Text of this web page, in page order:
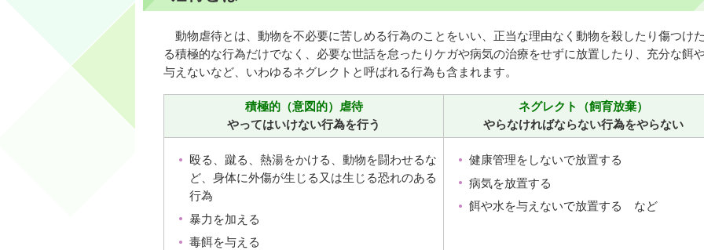
動物虐待とは、動物を不必要に苦しめる行為のことをいい、正当な理由なく動物を殺したり傷つけ
る積極的な行為だけでなく、必要な世話を怠ったりケガや病気の治療をせずに放置したり、充分な餌
与えないなど、いわゆるネグレクトと呼ばれる行為も含まれます。
積極的（意図的）虐待
やってはいけない行為を行う
ネグレクト（飼育放棄）
やらなければならない行為をやらない
殴る、蹴る、熱湯をかける、動物を闘わせるな
ど、身体に外傷が生じる又は生じる恐れのある
行為
暴力を加える
毒餌を与える
健康管理をしないで放置する
病気を放置する
餌や水を与えないで放置する など